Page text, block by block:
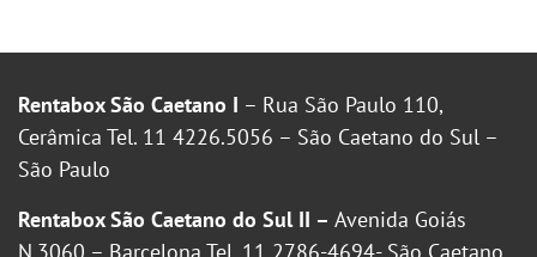
Rentabox São Caetano I – Rua São Paulo 110,
Cerâmica Tel. 11 4226.5056 – São Caetano do Sul –
São Paulo
Rentabox São Caetano do Sul II – Avenida Goiás
N.3060 – Barcelona Tel. 11 2786-4694- São Caetano